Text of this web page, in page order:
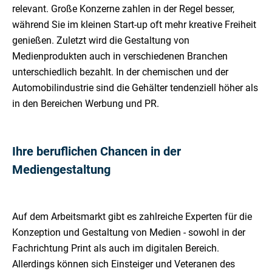
relevant. Große Konzerne zahlen in der Regel besser,
während Sie im kleinen Start-up oft mehr kreative Freiheit
genießen. Zuletzt wird die Gestaltung von
Medienprodukten auch in verschiedenen Branchen
unterschiedlich bezahlt. In der chemischen und der
Automobilindustrie sind die Gehälter tendenziell höher als
in den Bereichen Werbung und PR.
Ihre beruflichen Chancen in der
Mediengestaltung
Auf dem Arbeitsmarkt gibt es zahlreiche Experten für die
Konzeption und Gestaltung von Medien - sowohl in der
Fachrichtung Print als auch im digitalen Bereich.
Allerdings können sich Einsteiger und Veteranen des